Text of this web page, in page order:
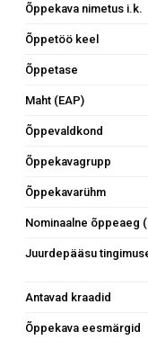
Õppekava nimetus i.k.
Õppetöö keel
Õppetase
Maht (EAP)
Õppevaldkond
Õppekavagrupp
Õppekavarühm
Nominaalne õppeaeg
Juurdepääsu
Antavad kraadid
Õppekava eesmärgid